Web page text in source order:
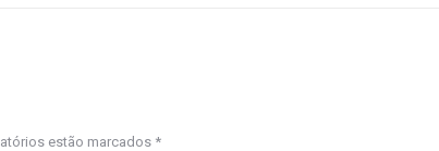
estão marcados *